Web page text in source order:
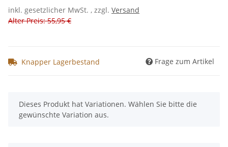
inkl. gesetzlicher MwSt. , zzgl. Versand
Alter Preis: 55,95 €
Knapper Lagerbestand Frage zum Artikel
x
Dieses Produkt hat Variationen. Wählen Sie bitte die
gewünschte Variation aus.